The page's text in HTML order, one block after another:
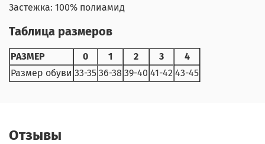
Застежка: 100% полиамид
Таблица размеров
РАЗМЕР 0 1 2 3
4
Размер обуви 33-35 36-38 39-40 41-42 43-45
Отзывы